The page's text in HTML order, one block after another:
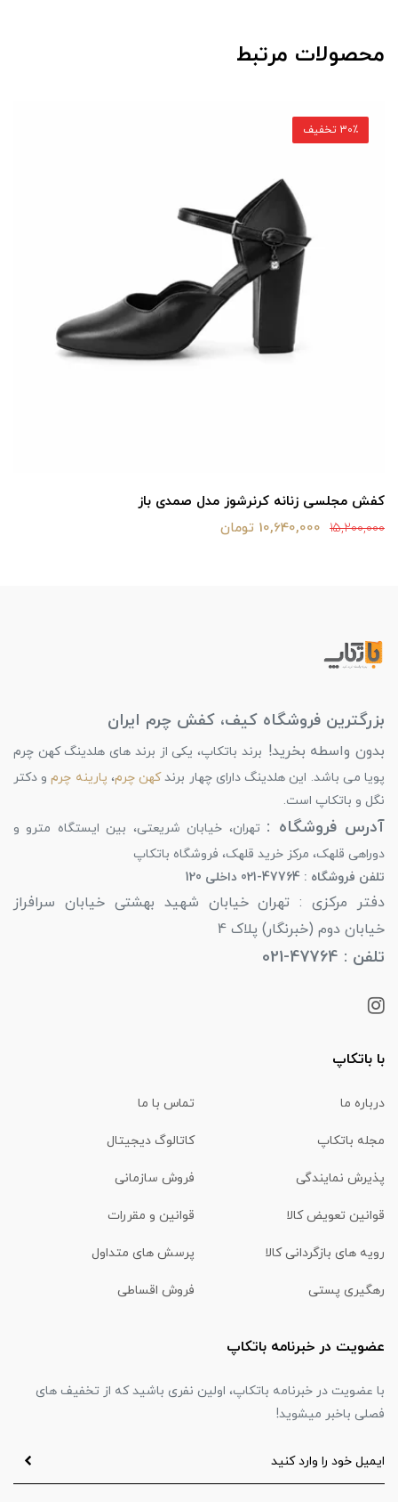
محصولات مرتبط
کفش مجلسی زنانه کرنرشوز مدل صمدی باز
15,200,000 10,640,000 تومان
30٪ تخفیف
بزرگترین فروشگاه کیف، کفش چرم ایران
بدون واسطه بخرید! برند باتکاپ، یکی از برند های هلدینگ کهن چرم
پویا می باشد. این هلدینگ دارای چهار برندکهن چرم، پارینه چرمو دکتر
نگل و باتکاپ است.
آدرس فروشگاه : تهران، خیابان شریعتی، بین ایستگاه مترو و
دوراهی قلهک، مرکز خرید قلهک، فروشگاه باتکاپ
تلفن فروشگاه : 47764-021 داخلی 120
دفتر مرکزی : تهران خیابان شهید بهشتی خیابان سرافراز
خیابان دوم (خبرنگار) پلاک 4
تلفن : 47764-021
با باتکاپ
درباره ما تماس با ما
مجله باتکاپ کاتالوگ دیجیتال
پذیرش نمایندگی فروش سازمانی
قوانین تعویض کالا قوانین و مقررات
رویه های بازگردانی کالا پرسش های متداول
رهگیری پستی فروش اقساطی
عضویت در خبرنامه باتکاپ
با عضویت در خبرنامه باتکاپ، اولین نفری باشید که از تخفیف های
فصلی باخبر میشوید!